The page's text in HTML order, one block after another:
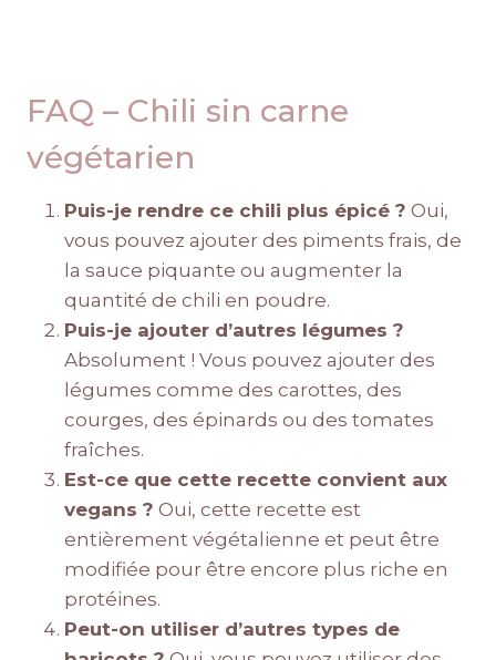
FAQ – Chili sin carne
végétarien
Puis-je rendre ce chili plus épicé ? Oui,
vous pouvez ajouter des piments frais, de
la sauce piquante ou augmenter la
quantité de chili en poudre.
Puis-je ajouter d’autres légumes ?
Absolument ! Vous pouvez ajouter des
légumes comme des carottes, des
courges, des épinards ou des tomates
fraîches.
Est-ce que cette recette convient aux
vegans ? Oui, cette recette est
entièrement végétalienne et peut être
modifiée pour être encore plus riche en
protéines.
Peut-on utiliser d’autres types de